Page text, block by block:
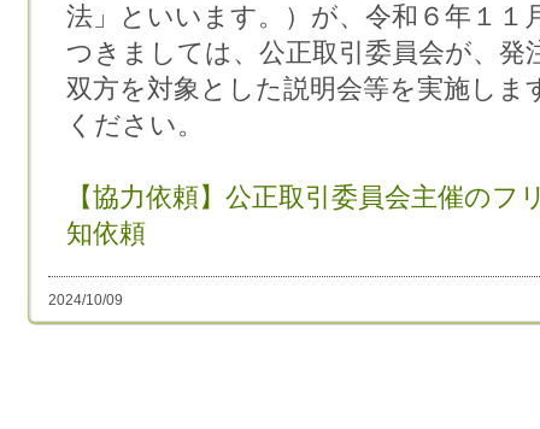
法」といいます。）が、令和６年１１
つきましては、公正取引委員会が、
双方を対象とした説明会等を実施しま
ください。
【協力依頼】公正取引委員会主催の
知依頼
2024/10/09